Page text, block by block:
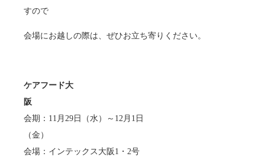
すので
会場にお越しの際は、ぜひお立ち寄りください。
ケアフード大
阪
会期：11月29日（水）～12月1日
（
会場：インテックス大阪1・2号